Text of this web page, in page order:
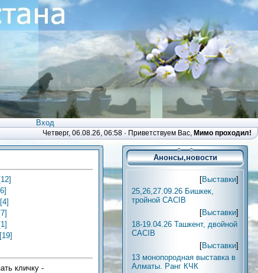
Вход
Четверг, 06.08.26, 06:58 · Приветствуем Вас, Мимо проходил!
[12]
[4]
[7]
[1]
[19]
кличку -
Анонсы,новости
[Выставки]
25,26,27.09.26 Бишкек,
тройной CACIB
[Выставки]
18-19.04.26 Ташкент, двойной
CACIB
[Выставки]
13 монопородная выставка в
Алматы. Ранг КЧК